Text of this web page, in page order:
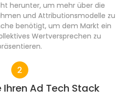
herunter, um mehr über die
und Attributionsmodelle zu
benötigt, um dem Markt ein
Wertversprechen zu
Ihren Ad Tech Stack